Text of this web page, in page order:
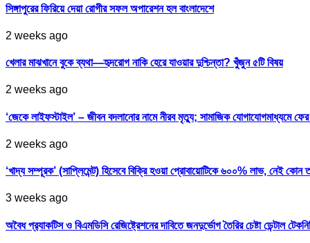
সিঙ্গাপুরের ফিরিয়ে দেয়া রোগীর সফল অপারেশন হল বাংলাদেশে
2 weeks ago
খেলার মাঝখানে বুকে ব্যথা—হৃদরোগ নাকি হেরে যাওয়ার দুশ্চিন্তা? খুঁজুন ৫টি বিষয়
2 weeks ago
‘জেকে লাইফস্টাইল’ – জীবন বদলানোর নামে নীরব মৃত্যু; সামাজিক যোগাযোগমাধ্যমে
2 weeks ago
‘খাদ্য সম্পূরক’ (সাপ্লিমেন্ট) হিসেবে বিক্রি হওয়া প্রোবায়োটিকে ৬০০% লাভ, নেই কোন
3 weeks ago
অবৈধ প্র‍্যাকটিস ও বিএমডিসি রেজিষ্ট্রেশনের দাবিতে জনদুর্ভোগ তৈরির চেষ্টা ডেন্টাল